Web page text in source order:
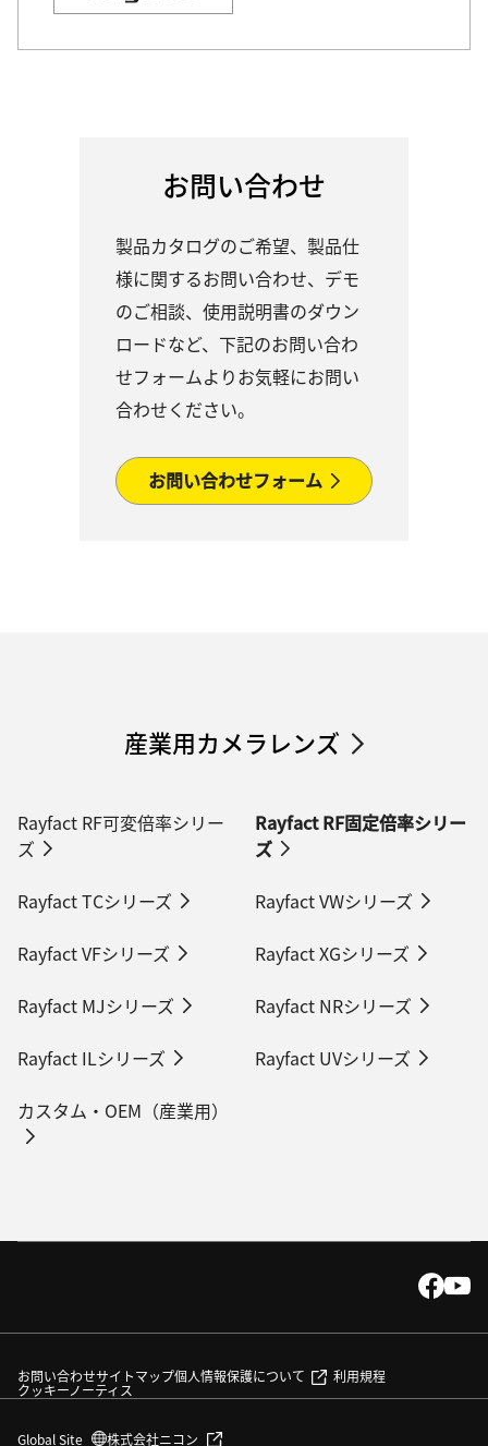
お問い合わせ
製品カタログのご希望、製品仕
様に関するお問い合わせ、デモ
のご相談、使用説明書のダウン
ロードなど、下記のお問い合わ
せフォームよりお気軽にお問い
合わせください。
お問い合わせフォーム
産業用カメラレンズ
Rayfact RF可変倍率シリー
ズ
Rayfact RF固定倍率シリー
ズ
Rayfact TCシリーズ
Rayfact VWシリーズ
Rayfact VFシリーズ
Rayfact XGシリーズ
Rayfact MJシリーズ
Rayfact NRシリーズ
Rayfact ILシリーズ
Rayfact UVシリーズ
カスタム・OEM（産業用）
お問い合わせサイトマップ個人情報保護について 利用規程
クッキーノーティス
Global Site 別窓で遷移します
株式会社ニコン